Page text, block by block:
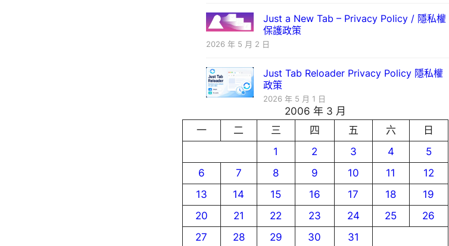
Just a New Tab – Privacy Policy / 隱私權
保護政策
2026 年 5 月 2 日
Just Tab Reloader Privacy Policy 隱私權
政策
2026 年 5 月 1 日
2006 年 3 月
一
二 三 四 五 六
日
1
2 3 4
5
6
7 8 9 10 11
12
13
14 15 16 17 18
19
20
21 22 23 24 25
26
27
28 29 30
31